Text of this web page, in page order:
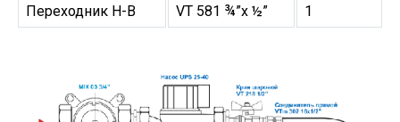
Переходник Н-В VT 581 ¾”х ½” 1